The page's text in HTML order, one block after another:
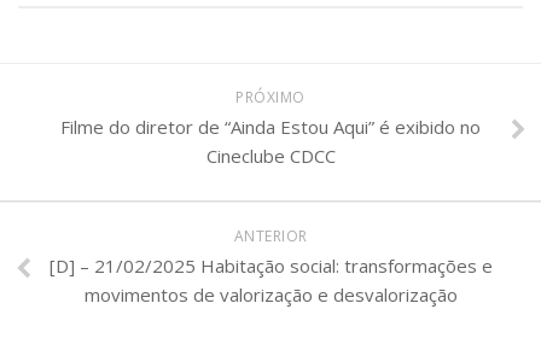
PRÓXIMO
Filme do diretor de “Ainda Estou Aqui” é exibido no
Cineclube CDCC
ANTERIOR
[D] – 21/02/2025 Habitação social: transformações e
movimentos de valorização e desvalorização